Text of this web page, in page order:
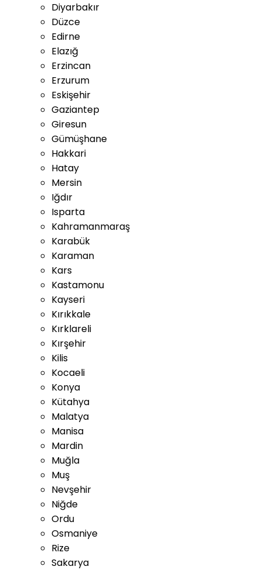
Diyarbakır
Düzce
Edirne
Elazığ
Erzincan
Erzurum
Eskişehir
Gaziantep
Giresun
Gümüşhane
Hakkari
Hatay
Mersin
Iğdır
Isparta
Kahramanmaraş
Karabük
Karaman
Kars
Kastamonu
Kayseri
Kırıkkale
Kırklareli
Kırşehir
Kilis
Kocaeli
Konya
Kütahya
Malatya
Manisa
Mardin
Muğla
Muş
Nevşehir
Niğde
Ordu
Osmaniye
Rize
Sakarya